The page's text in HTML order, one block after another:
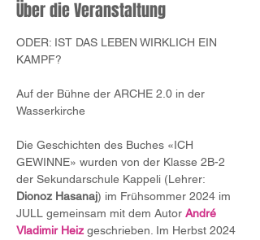
Über die Veranstaltung
ODER: IST DAS LEBEN WIRKLICH EIN
KAMPF?
Auf der Bühne der ARCHE 2.0 in der
Wasserkirche
Die Geschichten des Buches «ICH
GEWINNE» wurden von der Klasse 2B-2
der Sekundarschule Kappeli (Lehrer:
Dionoz Hasanaj) im Frühsommer 2024 im
JULL gemeinsam mit dem Autor André
Vladimir Heiz geschrieben. Im Herbst 2024